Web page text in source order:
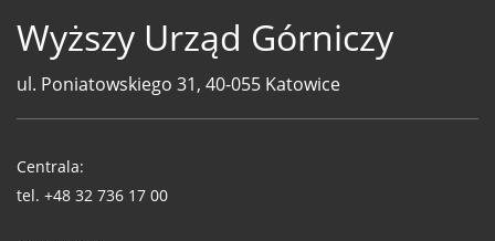
Wyższy Urząd Górniczy
ul. Poniatowskiego 31, 40-055 Katowice
WUG
Centrala:
tel. +48 32 736 17 00